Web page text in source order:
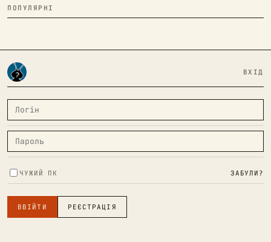
ПОПУЛЯРНІ
ВХІД
ЧУЖИЙ ПК ЗАБУЛИ?
ВВІЙТИ РЕЄСТРАЦІЯ